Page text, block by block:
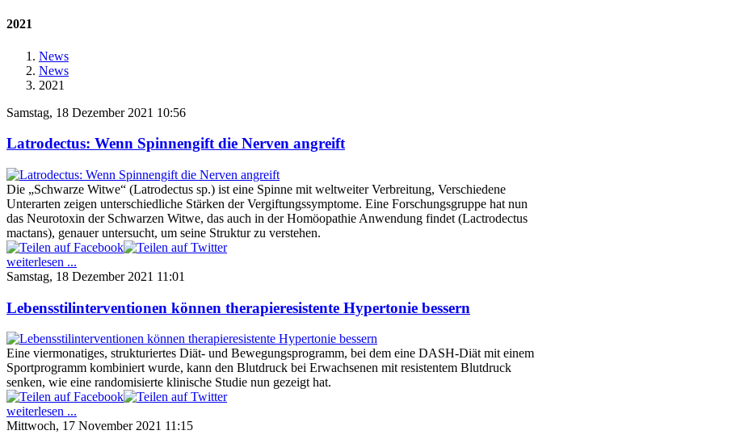
2021
News
News
2021
Samstag, 18 Dezember 2021 10:56
Latrodectus: Wenn Spinnengift die Nerven angreift
Die „Schwarze Witwe“ (Latrodectus sp.) ist eine Spinne mit weltweiter Verbreitung, Verschiedene
Unterarten zeigen unterschiedliche Stärken der Vergiftungssymptome. Eine Forschungsgruppe hat nun
das Neurotoxin der Schwarzen Witwe, das auch in der Homöopathie Anwendung findet (Lactrodectus
mactans), genauer untersucht, um seine Struktur zu verstehen.
weiterlesen ...
Samstag, 18 Dezember 2021 11:01
Lebensstilinterventionen können therapieresistente Hypertonie bessern
Eine viermonatiges, strukturiertes Diät- und Bewegungsprogramm, bei dem eine DASH-Diät mit einem
Sportprogramm kombiniert wurde, kann den Blutdruck bei Erwachsenen mit resistentem Blutdruck
senken, wie eine randomisierte klinische Studie nun gezeigt hat.
weiterlesen ...
Mittwoch, 17 November 2021 11:15